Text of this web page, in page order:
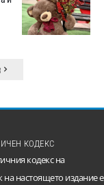
кодекс на
на настоящето издание е
КОДЕКС